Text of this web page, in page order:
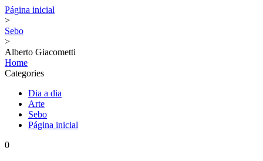
Página inicial
>
Sebo
>
Alberto Giacometti
Home
Categories
Dia a dia
Arte
Sebo
Página inicial
0